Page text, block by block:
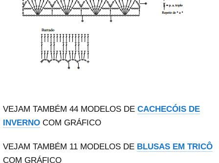
VEJAM TAMBÉM 44 MODELOS DE CACHECÓIS DE
INVERNO COM GRÁFICO
VEJAM TAMBÉM 11 MODELOS DE BLUSAS EM TRICÔ
COM GRÁFICO